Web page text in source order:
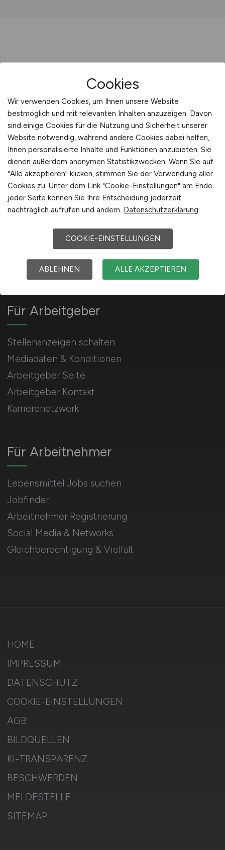
Sitemap
Unternehmen mit F
und Ernährungsindustrie.
Für Arbeitnehmer
Lebensmittel Jobs suchen
Jobfinder
Arbeitnehmer Registrierung
Social Media & Networks
Gleichberechtigung & Vielfalt
Für Arbeitgeber
Stellenanzeigen schalten
Mediadaten & Konditionen
Arbeitgeber Seite
Arbeitgeber Kontakt
Karrierenetzwerk
HOME
IMPRESSUM
DATENSCHUTZ
COOKIE-EINSTELLUNGEN
AGB
BILDQUELLEN
KI-TRANSPARENZ
BESCHWERDEN
MELDESTELLE
SITEMAP
Cookies
Wir verwenden Cookies, um Ihnen unsere Website
bestmöglich und mit relevanten Inhalten anzuzeigen. Davon
sind einige Cookies für die Nutzung und Sicherheit unserer
Website notwendig, während andere Cookies dabei helfen,
Ihnen personalisierte Inhalte und Funktionen anzubieten. Sie
dienen außerdem anonymen Statistikzwecken. Wenn Sie auf
"Alle akzeptieren" klicken, stimmen Sie der Verwendung aller
Cookies zu. Unter dem Link "Cookie-Einstellungen" am Ende
jeder Seite können Sie Ihre Entscheidung jederzeit
nachträglich aufrufen und ändern. Datenschutzerklärung
COOKIE-EINSTELLUNGEN
ABLEHNEN ALLE AKZEPTIEREN